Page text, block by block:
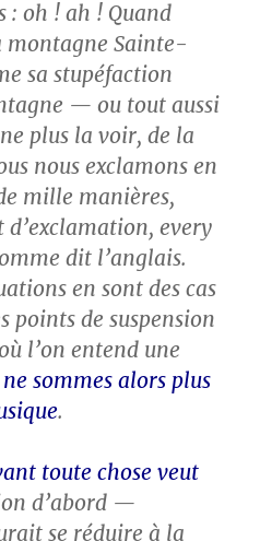
: oh ! ah ! Quand
montagne Sainte-
sa stupéfaction
— ou tout aussi
plus la voir, de la
nous exclamons en
mille manières,
d’exclamation, every
dit l’anglais.
en sont des cas
points de suspension
l’on entend une
sommes alors plus
.
toute chose veut
d’abord —
se réduire à la